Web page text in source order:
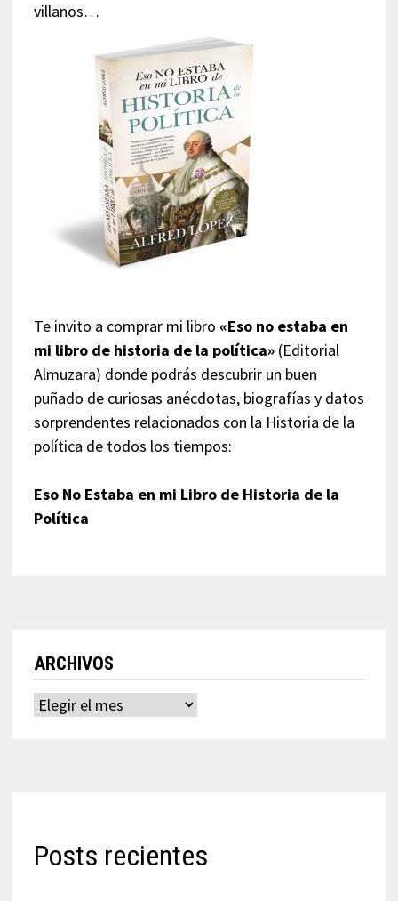
villanos…
Te invito a comprar mi libro «Eso no estaba en
mi libro de historia de la política»(Editorial
Almuzara) donde podrás descubrir un buen
puñado de curiosas anécdotas, biografías y datos
sorprendentes relacionados con la Historia de la
política de todos los tiempos:
Eso No Estaba en mi Libro de Historia de la
Política
ARCHIVOS
Archivos
Posts recientes